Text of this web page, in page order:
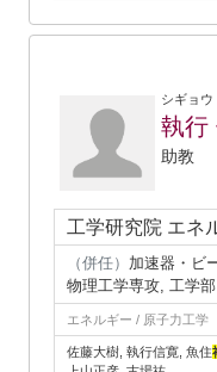
シギョ
執行
助教
工学研究院 エネ
（併任） 加速器・ビ
物理工学専攻, 工学
エネルギー / 原子力工学
佐藤大樹, 執行信寛, 魚住